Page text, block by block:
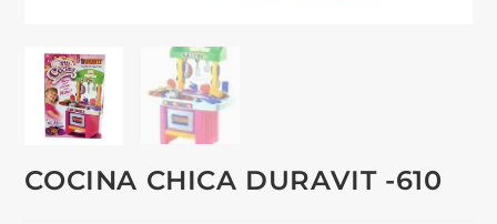
COCINA CHICA DURAVIT -610